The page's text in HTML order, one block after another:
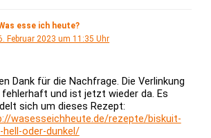
esse ich heute?
Februar 2023 um 11:35 Uhr
Dank für die Nachfrage. Die Verlinkung
fehlerhaft und ist jetzt wieder da. Es
sich um dieses Rezept:
wasesseichheute.de/rezepte/biskuit-
hell-oder-dunkel/